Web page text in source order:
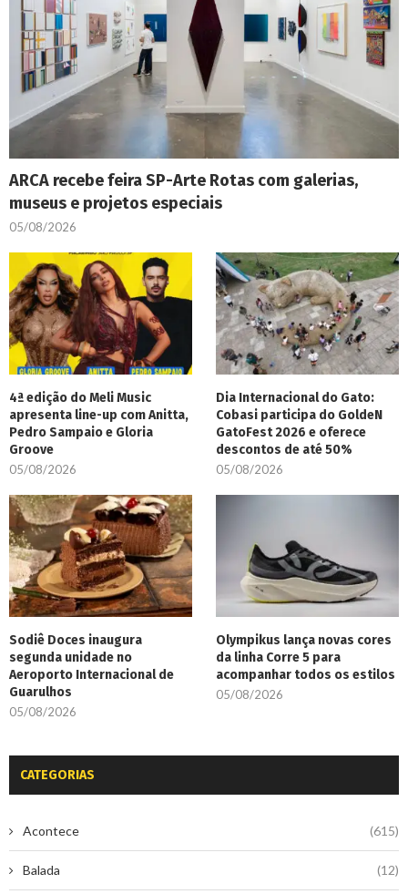
ARCA recebe feira SP-Arte Rotas com galerias,
museus e projetos especiais
05/08/2026
4ª edição do Meli Music
apresenta line-up com Anitta,
Pedro Sampaio e Gloria
Groove
05/08/2026
Dia Internacional do Gato:
Cobasi participa do GoldeN
GatoFest 2026 e oferece
descontos de até 50%
05/08/2026
Sodiê Doces inaugura
segunda unidade no
Aeroporto Internacional de
Guarulhos
05/08/2026
Olympikus lança novas cores
da linha Corre 5 para
acompanhar todos os estilos
05/08/2026
CATEGORIAS
Acontece (615)
Balada (12)